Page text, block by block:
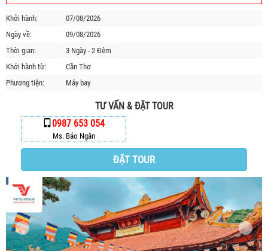
HỘP THƯ GÓP Ý
LIÊN HỆ
Khởi hành:
07/08/2026
Ngày về:
09/08/2026
Thời gian:
3 Ngày - 2 Đêm
Khởi hành từ:
Cần Thơ
Phương tiện:
Máy bay
TƯ VẤN & ĐẶT TOUR
0987 653 054
Ms. Bảo Ngân
ĐẶT TOUR